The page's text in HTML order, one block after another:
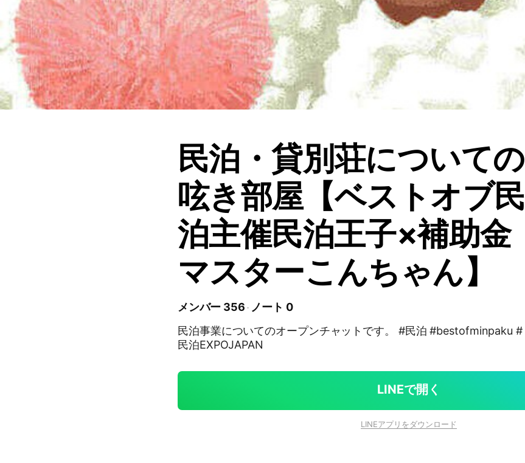
民泊・貸別荘についての
呟き部屋【ベストオブ民
泊主催民泊王子×補助金
マスターこんちゃん】
メンバー 356
ノート 0
民泊事業についてのオープンチャットです。 #民泊 #bestofminpaku #
民泊EXPOJAPAN
LINEで開く
LINEアプリをダウンロード